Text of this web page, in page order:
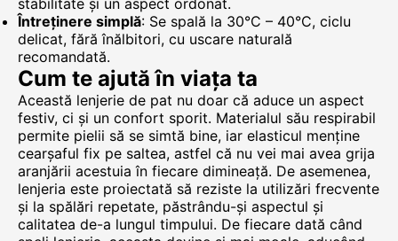
stabilitate și un aspect ordonat.
Întreținere simplă: Se spală la 30°C – 40°C, ciclu
delicat, fără înălbitori, cu uscare naturală
recomandată.
Cum te ajută în viața ta
Această lenjerie de pat nu doar că aduce un aspect
festiv, ci și un confort sporit. Materialul său respirabil
permite pielii să se simtă bine, iar elasticul menține
cearșaful fix pe saltea, astfel că nu vei mai avea grija
aranjării acestuia în fiecare dimineață. De asemenea,
lenjeria este proiectată să reziste la utilizări frecvente
și la spălări repetate, păstrându-și aspectul și
calitatea de-a lungul timpului. De fiecare dată când